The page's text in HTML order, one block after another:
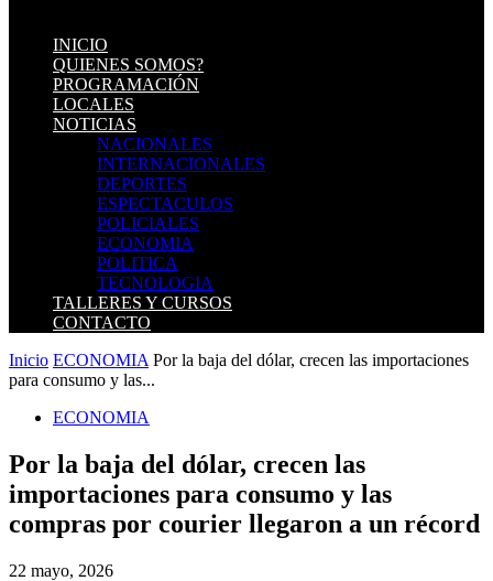
INICIO
QUIENES SOMOS?
PROGRAMACIÓN
LOCALES
NOTICIAS
NACIONALES
INTERNACIONALES
DEPORTES
ESPECTACULOS
POLICIALES
ECONOMIA
POLITICA
TECNOLOGIA
TALLERES Y CURSOS
CONTACTO
Inicio ECONOMIA Por la baja del dólar, crecen las importaciones
para consumo y las...
ECONOMIA
Por la baja del dólar, crecen las
importaciones para consumo y las
compras por courier llegaron a un récord
22 mayo, 2026